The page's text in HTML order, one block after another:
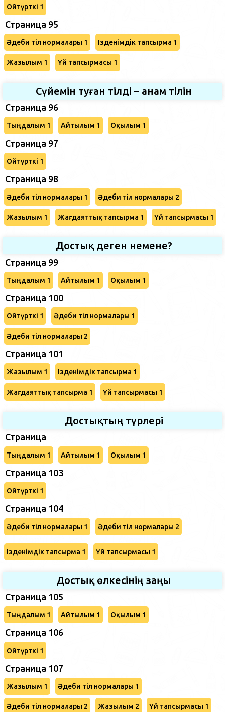
Ойтүрткі 1
Страница 95
Әдеби тіл нормалары 1 Ізденімдік тапсырма 1
Жазылым 1 Үй тапсырмасы 1
Сүйемін туған тілді – анам тілін
Страница 96
Тыңдалым 1 Айтылым 1 Оқылым 1
Страница 97
Ойтүрткі 1
Страница 98
Әдеби тіл нормалары 1 Әдеби тіл нормалары 2
Жазылым 1 Жағдаяттық тапсырма 1 Үй тапсырмасы 1
Достық деген немене?
Страница 99
Тыңдалым 1 Айтылым 1 Оқылым 1
Страница 100
Ойтүрткі 1 Әдеби тіл нормалары 1
Әдеби тіл нормалары 2
Страница 101
Жазылым 1 Ізденімдік тапсырма 1
Жағдаяттық тапсырма 1 Үй тапсырмасы 1
Достықтың түрлері
Страница
Тыңдалым 1 Айтылым 1 Оқылым 1
Страница 103
Ойтүрткі 1
Страница 104
Әдеби тіл нормалары 1 Әдеби тіл нормалары 2
Ізденімдік тапсырма 1 Үй тапсырмасы 1
Достық өлкесінің заңы
Страница 105
Тыңдалым 1 Айтылым 1 Оқылым 1
Страница 106
Ойтүрткі 1
Страница 107
Жазылым 1 Әдеби тіл нормалары 1
Әдеби тіл нормалары 2 Жазылым 2 Үй тапсырмасы 1